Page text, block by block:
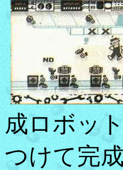
成ロボッ
つけて完